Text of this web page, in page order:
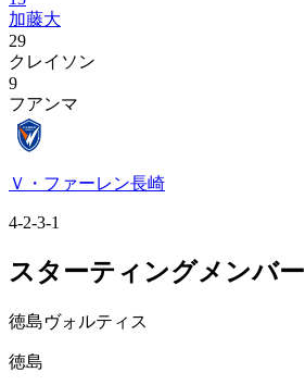
加藤大
29
クレイソン
9
フアンマ
Ｖ・ファーレン長崎
4-2-3-1
スターティングメンバー
徳島ヴォルティス
徳島